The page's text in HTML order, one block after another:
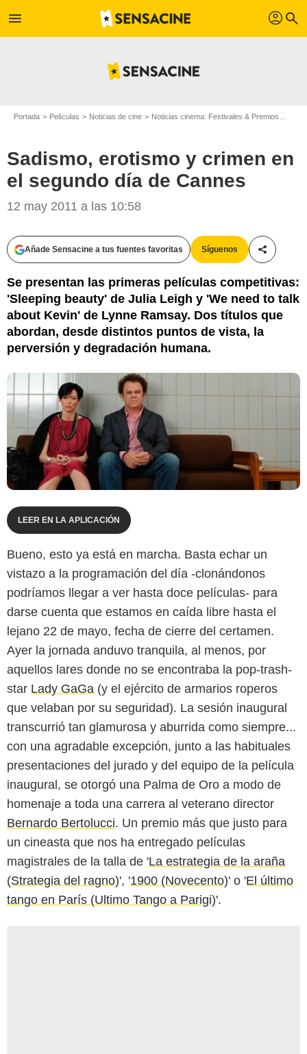
menu profil search
Portada Películas Noticias de cine Noticias cinema: Festivales & Premios
Sadismo, erotismo y crimen en
el segundo día de Cannes
12 may 2011 a las 10:58
Añade Sensacine a tus fuentes favoritas Síguenos
Se presentan las primeras películas competitivas:
'Sleeping beauty' de Julia Leigh y 'We need to talk
about Kevin' de Lynne Ramsay. Dos títulos que
abordan, desde distintos puntos de vista, la
perversión y degradación humana.
LEER EN LA APLICACIÓN
Bueno, esto ya está en marcha. Basta echar un
vistazo a la programación del día -clonándonos
podríamos llegar a ver hasta doce películas- para
darse cuenta que estamos en caída libre hasta el
lejano 22 de mayo, fecha de cierre del certamen.
Ayer la jornada anduvo tranquila, al menos, por
aquellos lares donde no se encontraba la pop-trash-
star Lady GaGa (y el ejército de armarios roperos
que velaban por su seguridad). La sesión inaugural
transcurrió tan glamurosa y aburrida como siempre...
con una agradable excepción, junto a las habituales
presentaciones del jurado y del equipo de la película
inaugural, se otorgó una Palma de Oro a modo de
homenaje a toda una carrera al veterano director
Bernardo Bertolucci. Un premio más que justo para
un cineasta que nos ha entregado películas
magistrales de la talla de 'La estrategia de la araña
(Strategia del ragno)', '1900 (Novecento)' o 'El último
tango en París (Ultimo Tango a Parigi)'.